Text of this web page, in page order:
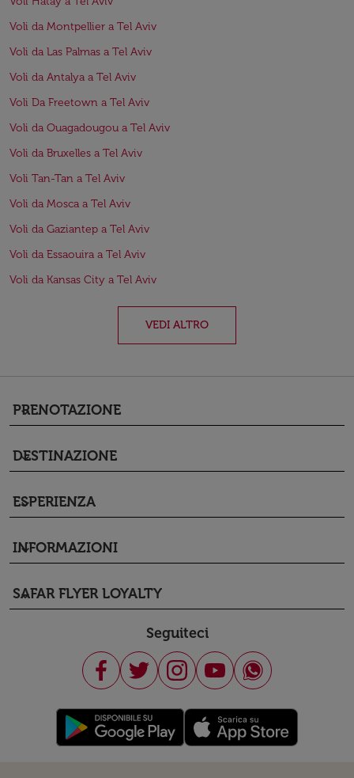
Voli da Montpellier a Tel Aviv
Voli da Las Palmas a Tel Aviv
Voli da Antalya a Tel Aviv
Voli Da Freetown a Tel Aviv
Voli da Ouagadougou a Tel Aviv
Voli da Bruxelles a Tel Aviv
Voli Tan-Tan a Tel Aviv
Voli da Mosca a Tel Aviv
Voli da Gaziantep a Tel Aviv
Voli da Essaouira a Tel Aviv
Voli da Kansas City a Tel Aviv
VEDI ALTRO
PRENOTAZIONE
keyboard_arrow_down
DESTINAZIONE
keyboard_arrow_down
ESPERIENZA
keyboard_arrow_down
INFORMAZIONI
keyboard_arrow_down
SAFAR FLYER LOYALTY
keyboard_arrow_down
Seguiteci